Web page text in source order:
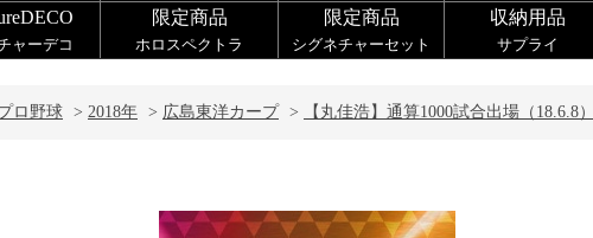
ャーデコ
限定商品
ホロスペクトラ
限定商品
シグネチャーセット
収納用品
サプライ
ロ野球 > 2018年 > 広島東洋カープ > 【丸佳浩】通算1000試合出場（18.6.8）